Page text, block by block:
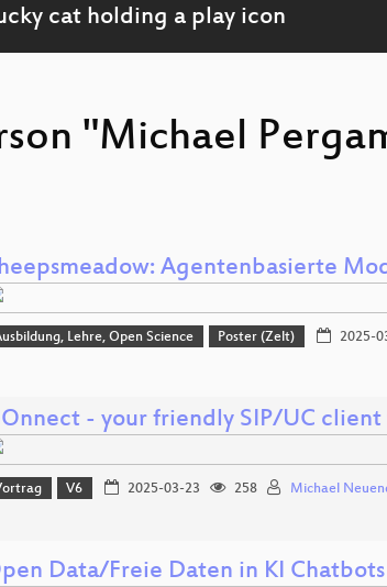
"Michael
Agentenbasierte
Lehre, Open Science Poster (Zelt) 2025-
- your friendly SIP/UC
V6 2025-03-23 258 Michael
Data/Freie Daten in KI